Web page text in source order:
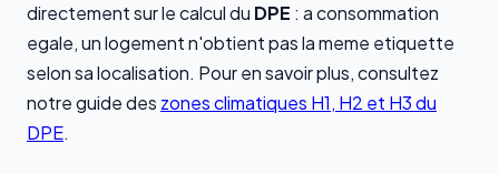
directement sur le calcul du DPE : a consommation
egale, un logement n'obtient pas la meme etiquette
selon sa localisation. Pour en savoir plus, consultez
notre guide des zones climatiques H1, H2 et H3 du
DPE.